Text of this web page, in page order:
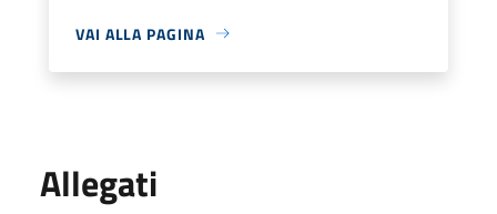
VAI ALLA PAGINA
Allegati